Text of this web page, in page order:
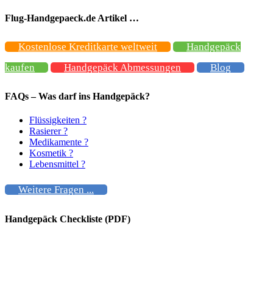
Flug-Handgepaeck.de Artikel …
Kostenlose Kreditkarte weltweit
Handgepäck
kaufen
Handgepäck Abmessungen Blog
FAQs – Was darf ins Handgepäck?
Flüssigkeiten ?
Rasierer ?
Medikamente ?
Kosmetik ?
Lebensmittel ?
Weitere Fragen ...
Handgepäck Checkliste (PDF)